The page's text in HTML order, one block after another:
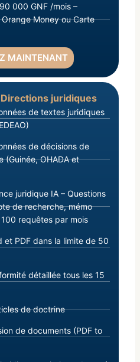
000 GNF /mois –
Money ou Carte
MAINTENANT
juridiques
de textes juridiques
de décisions de
(Guinée, OHADA et
juridique IA – Questions
de recherche, mémo
requêtes par mois
et PDF dans la limite de 50
détaillée tous les 15
de doctrine
de documents (PDF to